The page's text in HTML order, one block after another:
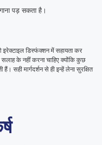
पड़ सकता है।
इरेक्टाइल डिस्फंक्शन में सहायता कर
के नहीं करना चाहिए क्योंकि कुछ
सही मार्गदर्शन से ही इन्हें लेना सुरक्षित